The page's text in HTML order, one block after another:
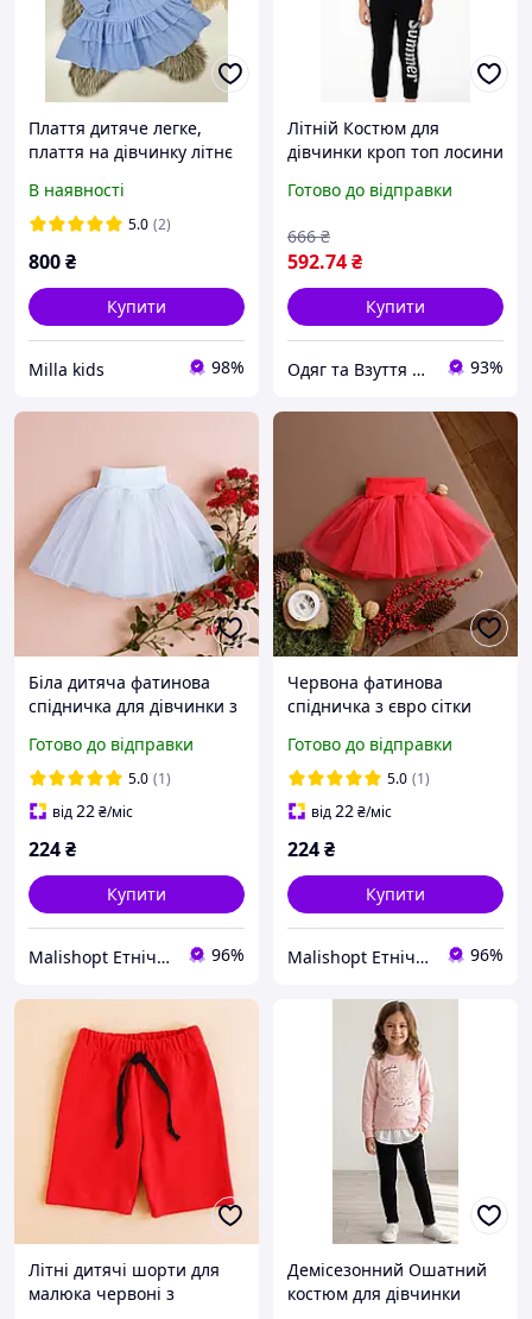
Плаття дитяче легке,
плаття на дівчинку літнє
В наявності
5.0 (2)
800₴
Купити
Milla kids 98%
Літній Костюм для
дівчинки кроп топ лосини
Готово до відправки
592.74₴
666 ₴
Купити
Одяг та Взуття для життя! 93%
Біла дитяча фатинова
спідничка для дівчинки з
або свято фотосесію
Готово до відправки
5.0 (1)
від22₴/міс
224₴
Купити
Malishopt Етнічний одяг та головні убори, все для хрещення 96%
Червона фатинова
спідничка з євро сітки
єврорезинці розміри 62-
68 74-92
Готово до відправки
5.0 (1)
від22₴/міс
224₴
Купити
Malishopt Етнічний одяг та головні убори, все для хрещення 96%
Літні дитячі шорти для
малюка червоні з
Демісезонний Ошатний
костюм для дівчинки